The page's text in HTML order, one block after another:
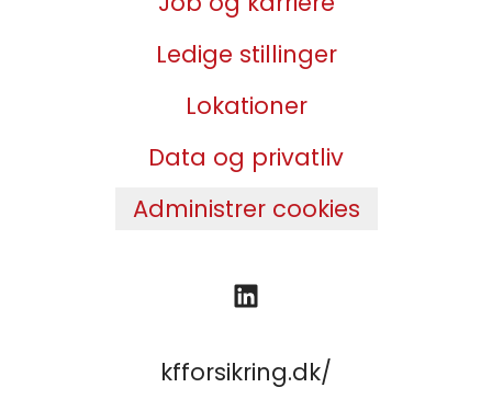
Ledige stillinger
Lokationer
Data og privatliv
Administrer cookies
kfforsikring.dk/